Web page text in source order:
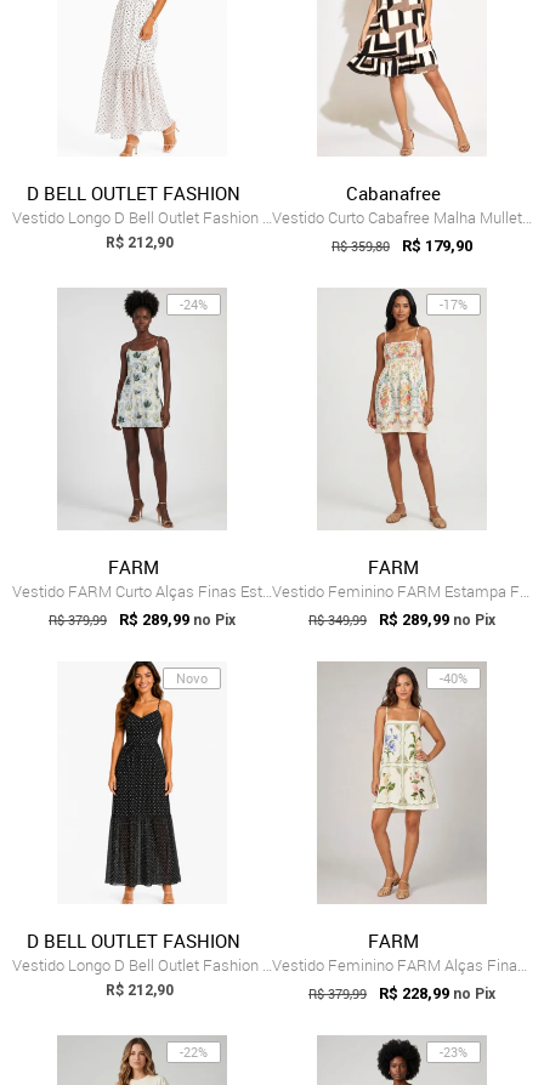
D BELL OUTLET FASHION
Vestido Longo D Bell Outlet Fashion De T...
R$ 212,90
Cabanafree
Vestido Curto Cabafree Malha Mullet Ombr...
R$ 359,80 R$ 179,90
-24%
FARM
Vestido FARM Curto Alças Finas Estampado Branco
R$ 379,99 R$ 289,99 no Pix
-17%
FARM
Vestido Feminino FARM Estampa Floral Branco
R$ 349,99 R$ 289,99 no Pix
Novo
D BELL OUTLET FASHION
Vestido Longo D Bell Outlet Fashion De T...
R$ 212,90
-40%
FARM
Vestido Feminino FARM Alças Finas Estamp...
R$ 379,99 R$ 228,99 no Pix
-22% -23%